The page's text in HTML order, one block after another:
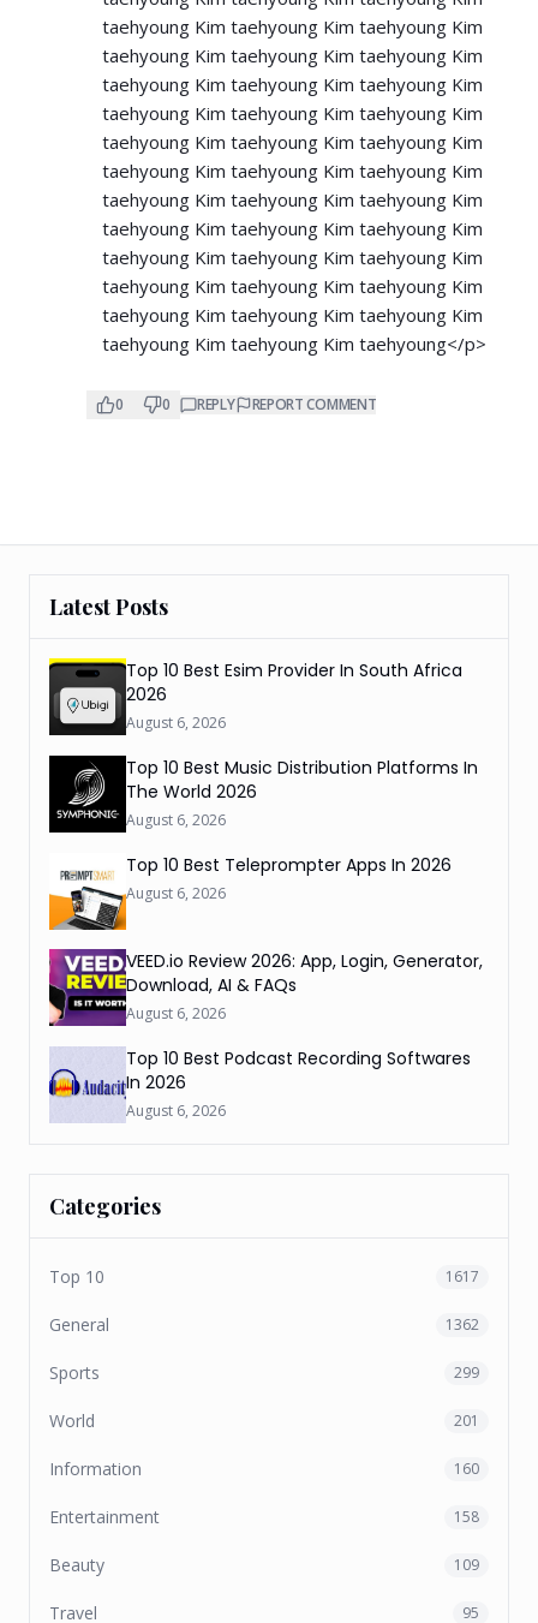
taehyoung Kim taehyoung Kim taehyoung Kim
taehyoung Kim taehyoung Kim taehyoung Kim
taehyoung Kim taehyoung Kim taehyoung Kim
taehyoung Kim taehyoung Kim taehyoung Kim
taehyoung Kim taehyoung Kim taehyoung Kim
taehyoung Kim taehyoung Kim taehyoung Kim
taehyoung Kim taehyoung Kim taehyoung Kim
taehyoung Kim taehyoung Kim taehyoung Kim
taehyoung Kim taehyoung Kim taehyoung Kim
taehyoung Kim taehyoung Kim taehyoung Kim
taehyoung Kim taehyoung Kim taehyoung Kim
taehyoung Kim taehyoung Kim taehyoung</p>
0 0 REPLY REPORT COMMENT
Latest Posts
Top 10 Best Esim Provider In South Africa
2026
August 6, 2026
Top 10 Best Music Distribution Platforms In
The World 2026
August 6, 2026
Top 10 Best Teleprompter Apps In 2026
August 6, 2026
VEED.io Review 2026: App, Login, Generator,
Download, AI & FAQs
August 6, 2026
Top 10 Best Podcast Recording Softwares
In 2026
August 6, 2026
Categories
Top 10 1617
General 1362
Sports 299
World 201
Information 160
Entertainment 158
Beauty 109
Travel 95